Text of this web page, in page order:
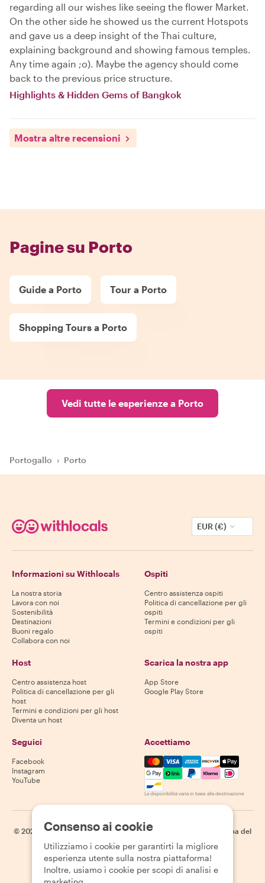
regarding all our wishes like seeing the flower Market.
On the other side he showed us the current Hotspots
and gave us a deep insight of the Thai culture,
explaining background and showing famous temples.
Any time again ;o). Maybe the agency should come
back to the previous price structure.
Highlights & Hidden Gems of Bangkok
Mostra altre recensioni
Pagine su Porto
Guide a Porto Tour a Porto
Shopping Tours a Porto
Vedi tutte le esperienze a Porto
Portogallo › Porto
EUR (€)
Informazioni su Withlocals
La nostra storia
Lavora con noi
Sostenibilità
Destinazioni
Buoni regalo
Collabora con noi
Ospiti
Centro assistenza ospiti
Politica di cancellazione per gli
ospiti
Termini e condizioni per gli
ospiti
Host
Centro assistenza host
Politica di cancellazione per gli
host
Termini e condizioni per gli host
Diventa un host
Scarica la nostra app
App Store
Google Play Store
Seguici
Facebook
Instagram
YouTube
Accettiamo
Mastercard, Visa, Amex,
La disponibilità varia in base alla destinazione
© 2026 Withlocals.com | Informativa sulla privacy
Mappa del
Consenso ai cookie
Utilizziamo i cookie per garantirti la migliore
esperienza utente sulla nostra piattaforma!
Inoltre, usiamo i cookie per scopi di analisi e